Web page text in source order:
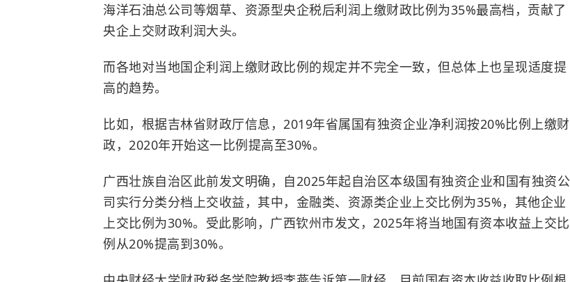
海洋石油总公司等烟草、资源型央企税后利润上缴财政比例为35%最高档，贡献了
央企上交财政利润大头。
而各地对当地国企利润上缴财政比例的规定并不完全一致，但总体上也呈现适度提
高的趋势。
比如，根据吉林省财政厅信息，2019年省属国有独资企业净利润按20%比例上缴财
政，2020年开始这一比例提高至30%。
广西壮族自治区此前发文明确，自2025年起自治区本级国有独资企业和国有独资公
司实行分类分档上交收益，其中，金融类、资源类企业上交比例为35%，其他企业
上交比例为30%。受此影响，广西钦州市发文，2025年将当地国有资本收益上交比
例从20%提高到30%。